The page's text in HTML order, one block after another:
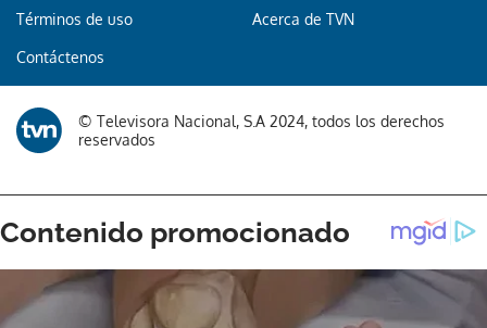
Términos de uso Acerca de TVN
Contáctenos
© Televisora Nacional, S.A 2024, todos los derechos
reservados